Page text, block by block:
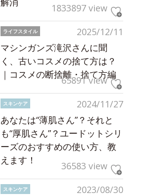
1833897 view
2025/12/11
ライフスタイル
マシンガンズ滝沢さんに聞
く、古いコスメの捨て方は？
｜コスメの断捨離・捨て方編
65891 view
2024/11/27
スキンケア
あなたは“薄肌さん”？それと
も“厚肌さん”？ユードットシリ
ーズのおすすめの使い方、教
えます！
36583 view
2023/08/30
スキンケア